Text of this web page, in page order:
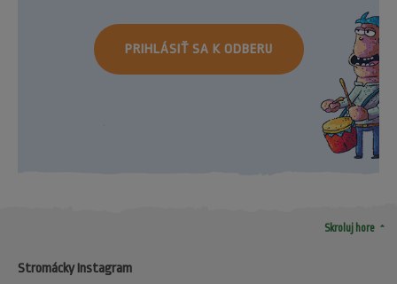
PRIHLÁSIŤ SA K ODBERU
Skroluj hore arrow_drop_up
Stromácky Instagram